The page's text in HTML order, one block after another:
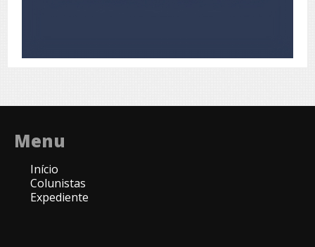
Menu
Início
Colunistas
Expediente